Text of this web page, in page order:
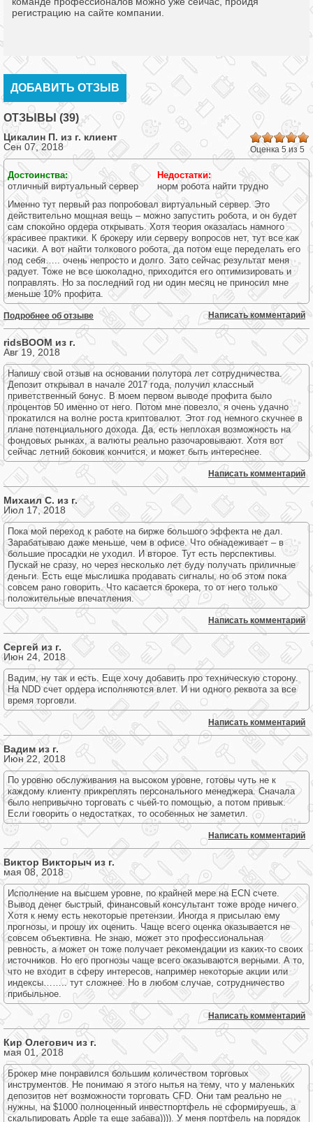
регистрацию на сайте компании.
ДОБАВИТЬ ОТЗЫВ
ОТЗЫВЫ (39)
Оценка 5 из 5
Цикалин П. из г.клиент
Сен 07, 2018
Достоинства:
отличный виртуальный сервер
Недостатки:
норм робота найти трудно
Именно тут первый раз попробовал виртуальный сервер. Это
действительно мощная вещь – можно запустить робота, и он будет
сам спокойно ордера открывать. Хотя теория оказалась намного
красивее практики. К брокеру или серверу вопросов нет, тут все как
часики. А вот найти толкового робота, да потом еще переделать его
под себя….. очень непросто и долго. Зато сейчас результат меня
радует. Тоже не все шоколадно, приходится его оптимизировать и
поправлять. Но за последний год ни один месяц не приносил мне
меньше 10% профита.
Подробнее об отзыве Написать комментарий
ridsBOOM из г.
Авг 19, 2018
Напишу свой отзыв на основании полутора лет сотрудничества.
Депозит открывал в начале 2017 года, получил классный
приветственный бонус. В моем первом выводе профита было
процентов 50 именно от него. Потом мне повезло, я очень удачно
прокатился на волне роста криптовалют. Этот год немного скучнее в
плане потенциального дохода. Да, есть неплохая возможность на
фондовых рынках, а валюты реально разочаровывают. Хотя вот
сейчас летний боковик кончится, и может быть интереснее.
Написать комментарий
Михаил С. из г.
Июл 17, 2018
Пока мой переход к работе на бирже большого эффекта не дал.
Зарабатываю даже меньше, чем в офисе. Что обнадеживает – в
большие просадки не уходил. И второе. Тут есть перспективы.
Пускай не сразу, но через несколько лет буду получать приличные
деньги. Есть еще мыслишка продавать сигналы, но об этом пока
совсем рано говорить. Что касается брокера, то от него только
положительные впечатления.
Написать комментарий
Сергей из г.
Июн 24, 2018
Вадим, ну так и есть. Еще хочу добавить про техническую сторону.
На NDD счет ордера исполняются влет. И ни одного реквота за все
время торговли.
Написать комментарий
Вадим из г.
Июн 22, 2018
По уровню обслуживания на высоком уровне, готовы чуть не к
каждому клиенту прикреплять персонального менеджера. Сначала
было непривычно торговать с чьей-то помощью, а потом привык.
Если говорить о недостатках, то особенных не заметил.
Написать комментарий
Виктор Викторыч из г.
мая 08, 2018
Исполнение на высшем уровне, по крайней мере на ECN счете.
Вывод денег быстрый, финансовый консультант тоже вроде ничего.
Хотя к нему есть некоторые претензии. Иногда я присылаю ему
прогнозы, и прошу их оценить. Чаще всего оценка оказывается не
совсем объективна. Не знаю, может это профессиональная
ревность, а может он тоже получает рекомендации из каких-то своих
источников. Но его прогнозы чаще всего оказываются верными. А то,
что не входит в сферу интересов, например некоторые акции или
индексы…….. тут сложнее. Но в любом случае, сотрудничество
прибыльное.
Написать комментарий
Кир Олегович из г.
мая 01, 2018
Брокер мне понравился большим количеством торговых
инструментов. Не понимаю я этого нытья на тему, что у маленьких
депозитов нет возможности торговать CFD. Они там реально не
нужны, на $1000 полноценный инвестпортфель не сформируешь, а
скальпировать Apple та еще забава)))). У меня портфель на порядок